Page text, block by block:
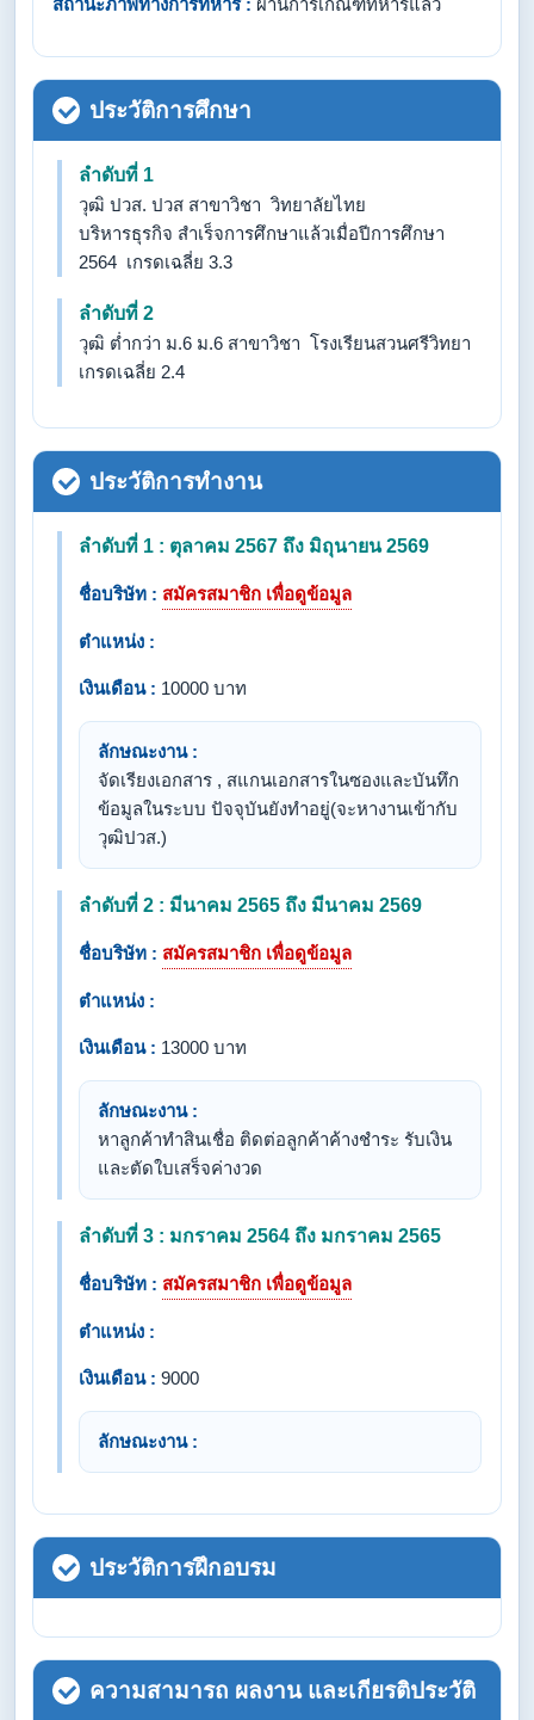
สถานะภาพทางการทหาร : ผ่านการเกณฑ์ทหารแล้ว
ประวัติการศึกษา
ลำดับที่ 1
วุฒิ ปวส. ปวส สาขาวิชา วิทยาลัยไทย
บริหารธุรกิจ สำเร็จการศึกษาแล้วเมื่อปีการศึกษา
2564 เกรดเฉลี่ย 3.3
ลำดับที่ 2
วุฒิ ต่ำกว่า ม.6 ม.6 สาขาวิชา โรงเรียนสวนศรีวิทยา
เกรดเฉลี่ย 2.4
ประวัติการทำงาน
ลำดับที่ 1 : ตุลาคม 2567 ถึง มิถุนายน 2569
ชื่อบริษัท : สมัครสมาชิก เพื่อดูข้อมูล
ตำแหน่ง :
เงินเดือน : 10000 บาท
ลักษณะงาน :
จัดเรียงเอกสาร , สแกนเอกสารในซองและบันทึก
ข้อมูลในระบบ ปัจจุบันยังทำอยู่(จะหางานเข้ากับ
วุฒิปวส.)
ลำดับที่ 2 : มีนาคม 2565 ถึง มีนาคม 2569
ชื่อบริษัท : สมัครสมาชิก เพื่อดูข้อมูล
ตำแหน่ง :
เงินเดือน : 13000 บาท
ลักษณะงาน :
หาลูกค้าทำสินเชื่อ ติดต่อลูกค้าค้างชำระ รับเงิน
และตัดใบเสร็จค่างวด
ลำดับที่ 3 : มกราคม 2564 ถึง มกราคม 2565
ชื่อบริษัท : สมัครสมาชิก เพื่อดูข้อมูล
ตำแหน่ง :
เงินเดือน : 9000
ลักษณะงาน :
ประวัติการฝึกอบรม
ความสามารถ ผลงาน และเกียรติประวัติ